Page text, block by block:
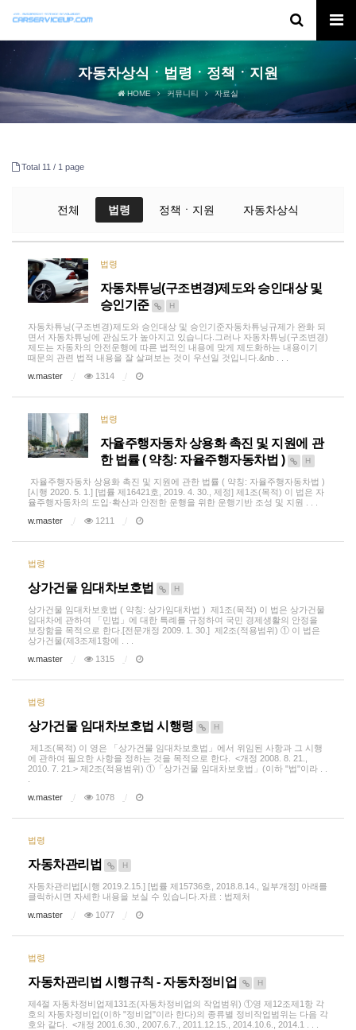
자동차상식ㆍ법령ㆍ정책ㆍ지원
HOME 커뮤니티 자료실
Total 11 / 1 page
전체 법령 정책ㆍ지원 자동차상식
법령
자동차튜닝(구조변경)제도와 승인대상 및
승인기준
H
자동차튜닝(구조변경)제도와 승인대상 및 승인기준자동차튜닝규제가 완화 되
면서 자동차튜닝에 관심도가 높아지고 있습니다.그러나 자동차튜닝(구조변경)
제도는 자동차의 안전운행에 따른 법적인 내용에 맞게 제도화하는 내용이기
때문의 관련 법적 내용을 잘 살펴보는 것이 우선일 것입니다.&nb . . .
w.master
1314
법령
자율주행자동차 상용화 촉진 및 지원에 관
한 법률 ( 약칭: 자율주행자동차법 )
H
자율주행자동차 상용화 촉진 및 지원에 관한 법률 ( 약칭: 자율주행자동차법 ) ​
[시행 2020. 5. 1.] [법률 제16421호, 2019. 4. 30., 제정]​​ 제1조(목적) 이 법은 자
율주행자동차의 도입·확산과 안전한 운행을 위한 운행기반 조성 및 지원 . . .
w.master
1211
법령
상가건물 임대차보호법 H
상가건물 임대차보호법 ( 약칭: 상가임대차법 ) 제1조(목적) 이 법은 상가건물
임대차에 관하여 「민법」에 대한 특례를 규정하여 국민 경제생활의 안정을
보장함을 목적으로 한다.[전문개정 2009. 1. 30.] 제2조(적용범위) ① 이 법은
상가건물(제3조제1항에 . . .
w.master
1315
법령
상가건물 임대차보호법 시행령 H
제1조(목적) 이 영은 「상가건물 임대차보호법」에서 위임된 사항과 그 시행
에 관하여 필요한 사항을 정하는 것을 목적으로 한다. <개정 2008. 8. 21.,
2010. 7. 21.> 제2조(적용범위) ①「상가건물 임대차보호법」(이하 "법"이라 . .
w.master
1078
법령
자동차관리법 H
자동차관리법[시행 2019.2.15.] [법률 제15736호, 2018.8.14., 일부개정] 아래를
클릭하시면 자세한 내용을 보실 수 있습니다.자료 : 법제처
w.master
1077
법령
자동차관리법 시행규칙 - 자동차정비업 H
제4절 자동차정비업제131조(자동차정비업의 작업범위) ①영 제12조제1항 각
호의 자동차정비업(이하 "정비업"이라 한다)의 종류별 정비작업범위는 다음 각
호와 같다. <개정 2001.6.30., 2007.6.7., 2011.12.15., 2014.10.6., 2014.1 . . .